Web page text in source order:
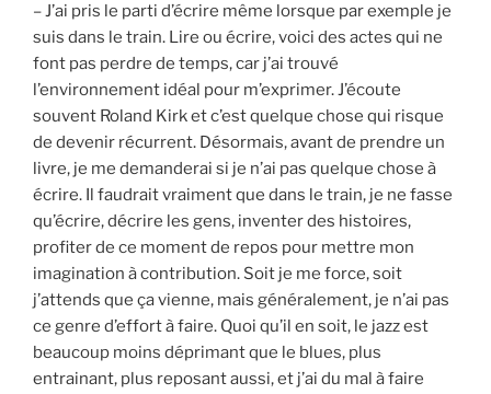
– J’ai pris le parti d’écrire même lorsque par exemple je
suis dans le train. Lire ou écrire, voici des actes qui ne
font pas perdre de temps, car j’ai trouvé
l’environnement idéal pour m’exprimer. J’écoute
souvent Roland Kirk et c’est quelque chose qui risque
de devenir récurrent. Désormais, avant de prendre un
livre, je me demanderai si je n’ai pas quelque chose à
écrire. Il faudrait vraiment que dans le train, je ne fasse
qu’écrire, décrire les gens, inventer des histoires,
profiter de ce moment de repos pour mettre mon
imagination à contribution. Soit je me force, soit
j’attends que ça vienne, mais généralement, je n’ai pas
ce genre d’effort à faire. Quoi qu’il en soit, le jazz est
beaucoup moins déprimant que le blues, plus
entrainant, plus reposant aussi, et j’ai du mal à faire